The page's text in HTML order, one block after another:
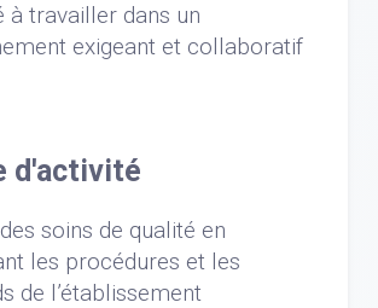
à travailler dans un
exigeant et collaboratif
d'activité
soins de qualité en
les procédures et les
de l’établissement